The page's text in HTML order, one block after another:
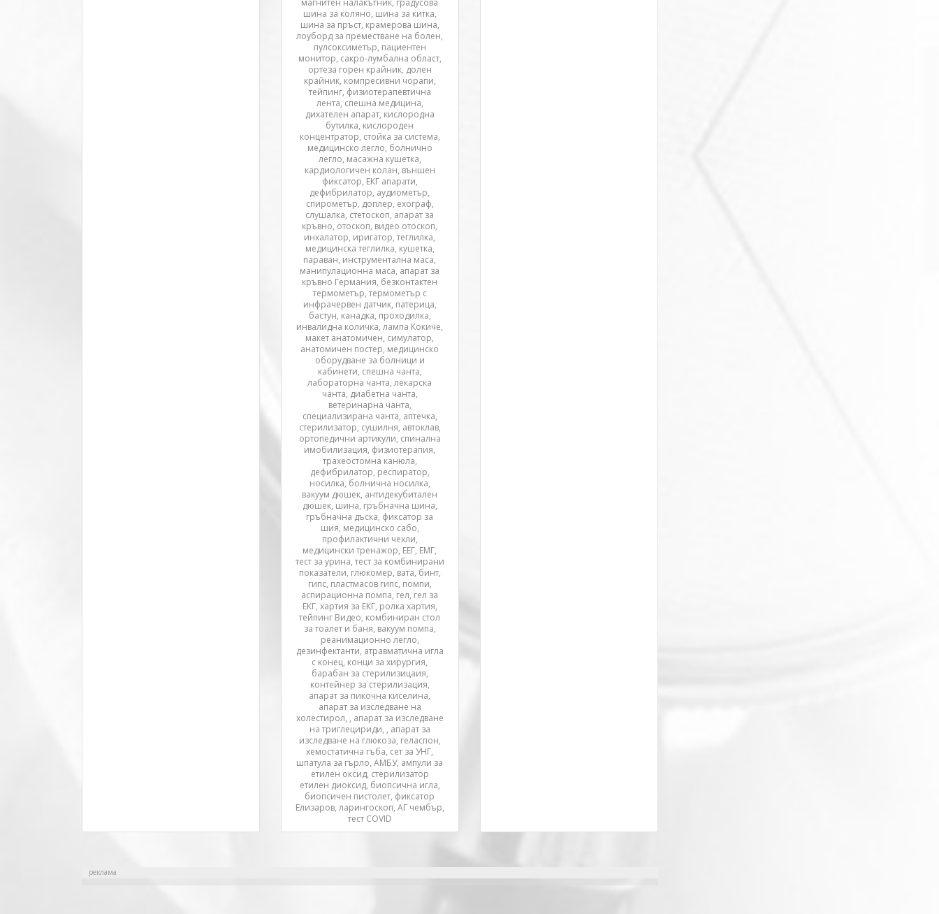
магнитен налакътник, градусова
шина за коляно, шина за китка,
шина за пръст, крамерова шина,
лоуборд за преместване на болен,
пулсоксиметър, пациентен
монитор, сакро-лумбална област,
ортеза горен крайник, долен
крайник, компресивни чорапи,
тейпинг, физиотерапевтична
лента, спешна медицина,
дихателен апарат, кислородна
бутилка, кислороден
концентратор, стойка за система,
медицинско легло, болнично
легло, масажна кушетка,
кардиологичен колан, външен
фиксатор, ЕКГ апарати,
дефибрилатор, аудиометър,
спирометър, доплер, ехограф,
слушалка, стетоскоп, апарат за
кръвно, отоскоп, видео отоскоп,
инхалатор, иригатор, теглилка,
медицинска теглилка, кушетка,
параван, инструментална маса,
манипулационна маса, апарат за
кръвно Германия, безконтактен
термометър, термометър с
инфрачервен датчик, патерица,
бастун, канадка, проходилка,
инвалидна количка, лампа Кокиче,
макет анатомичен, симулатор,
анатомичен постер, медицинско
оборудване за болници и
кабинети, спешна чанта,
лабораторна чанта, лекарска
чанта, диабетна чанта,
ветеринарна чанта,
специализирана чанта, аптечка,
стерилизатор, сушилня, автоклав,
ортопедични артикули, спинална
имобилизация, физиотерапия,
трахеостомна канюла,
дефибрилатор, респиратор,
носилка, болнична носилка,
вакуум дюшек, антидекубитален
дюшек, шина, гръбначна шина,
гръбначна дъска, фиксатор за
шия, медицинско сабо,
профилактични чехли,
медицински тренажор, ЕЕГ, ЕМГ,
тест за урина, тест за комбинирани
показатели, глюкомер, вата, бинт,
гипс, пластмасов гипс, помпи,
аспирационна помпа, гел, гел за
ЕКГ, хартия за ЕКГ, ролка хартия,
тейпинг Видео, комбиниран стол
за тоалет и баня, вакуум помпа,
реанимационно легло,
дезинфектанти, атравматична игла
с конец, конци за хирургия,
барабан за стерилизицаия,
контейнер за стерилизация,
апарат за пикочна киселина,
апарат за изследване на
холестирол, , апарат за изследване
на триглецириди, , апарат за
изследване на глюкоза, геласпон,
хемостатична гъба, сет за УНГ,
шпатула за гърло, АМБУ, ампули за
етилен оксид, стерилизатор
етилен диоксид, биопсична игла,
биопсичен пистолет, фиксатор
Елизаров, ларингоскоп, АГ чембър,
тест COVID
реклама